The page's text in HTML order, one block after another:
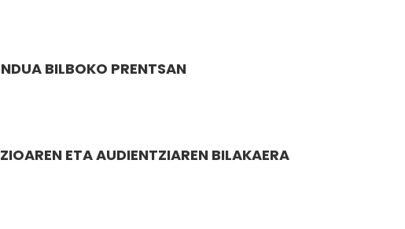
BILBOKO PRENTSAN
ETA AUDIENTZIAREN BILAKAERA